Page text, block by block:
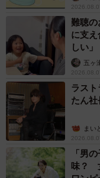
難聴
に支
しい」
五ヶ
ラス
たん
まい
「男
味？